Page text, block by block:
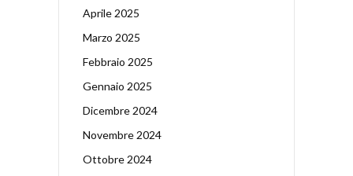
Aprile 2025
Marzo 2025
Febbraio 2025
Gennaio 2025
Dicembre 2024
Novembre 2024
Ottobre 2024